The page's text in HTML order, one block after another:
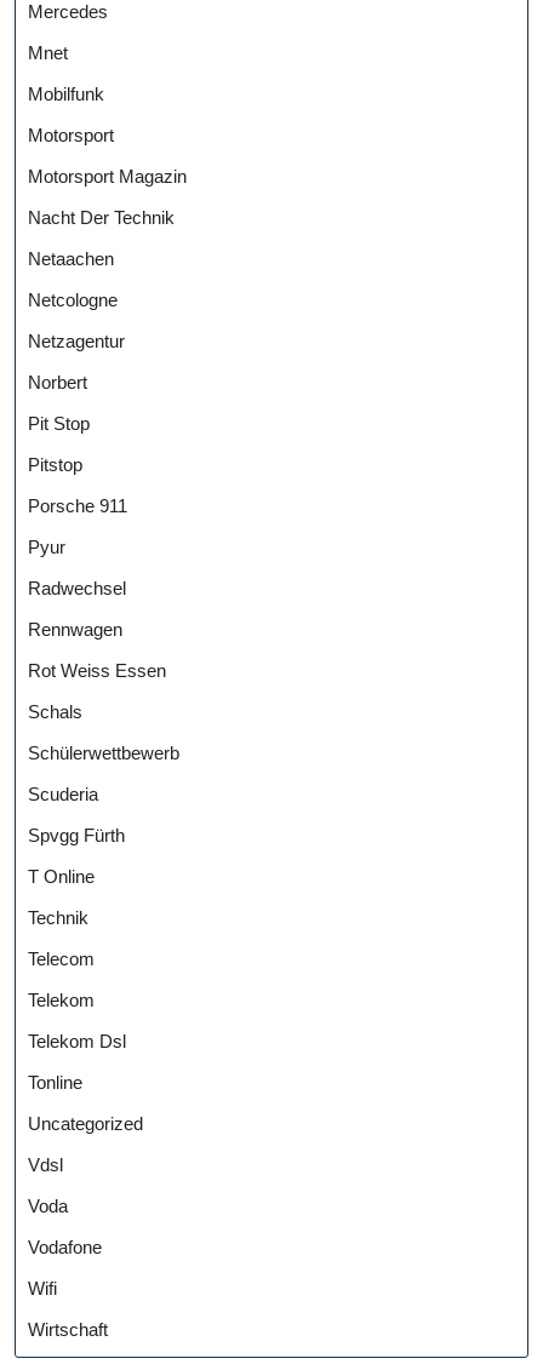
Mercedes
Mnet
Mobilfunk
Motorsport
Motorsport Magazin
Nacht Der Technik
Netaachen
Netcologne
Netzagentur
Norbert
Pit Stop
Pitstop
Porsche 911
Pyur
Radwechsel
Rennwagen
Rot Weiss Essen
Schals
Schülerwettbewerb
Scuderia
Spvgg Fürth
T Online
Technik
Telecom
Telekom
Telekom Dsl
Tonline
Uncategorized
Vdsl
Voda
Vodafone
Wifi
Wirtschaft